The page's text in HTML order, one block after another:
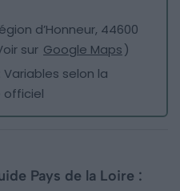
d’Honneur, 44600
sur Google Maps)
: Variables selon la
officiel
Pays de la Loire :